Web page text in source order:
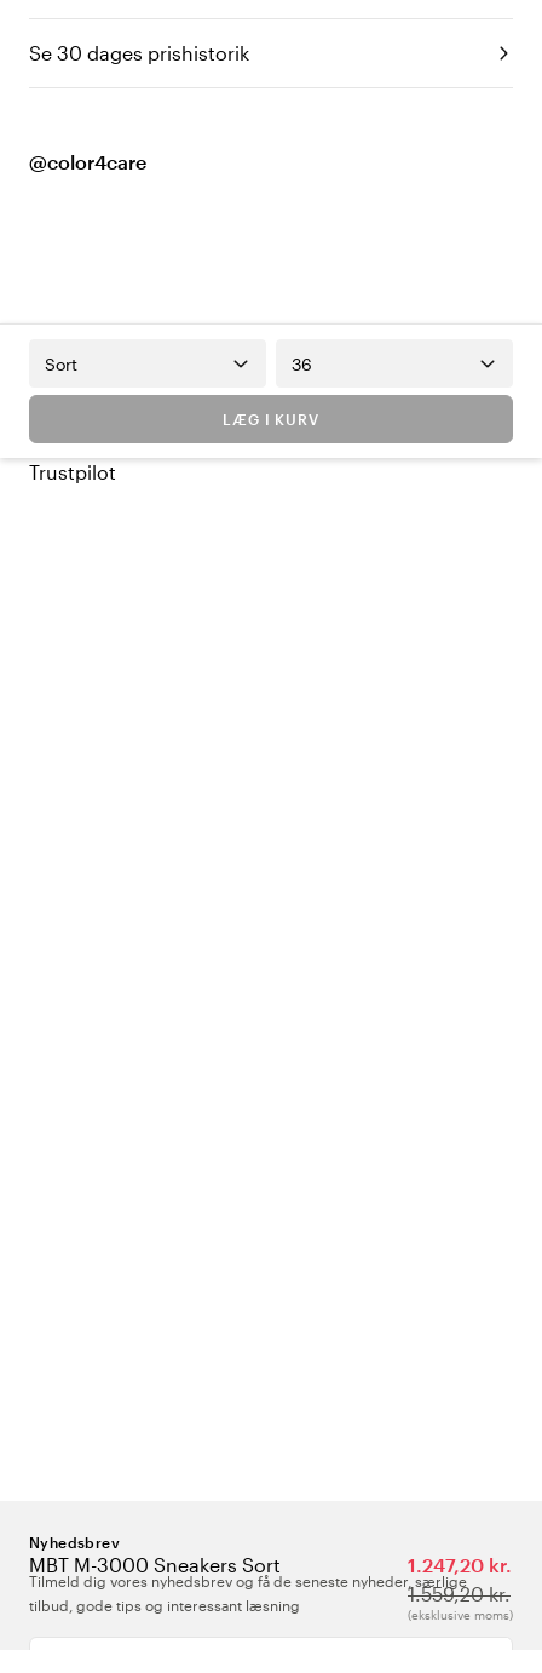
Se 30 dages prishistorik
@color4care
MBT M-3000 Sneakers Sort
1.247,20 kr.
1.559,20 kr.
(eksklusive moms)
Sort 36
LÆG I KURV
Trustpilot
Nyhedsbrev
Tilmeld dig vores nyhedsbrev og få de seneste nyheder, særlige
tilbud, gode tips og interessant læsning
Indtast din e-mailadresse